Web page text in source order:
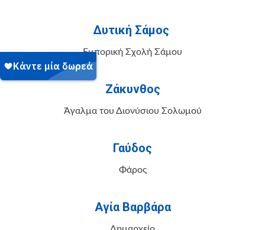
Δυτική Σάμος
Εμπορική Σχολή Σάμου
Ζάκυνθος
Άγαλμα του Διονύσιου Σολωμού
Γαύδος
Φάρος
Αγία Βαρβάρα